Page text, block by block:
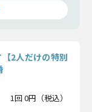
2人だけの特別
1回 0円（税込）